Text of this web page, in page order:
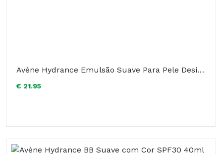
Avène Hydrance Emulsão Suave Para Pele Desidratada 40ml
€ 21.95